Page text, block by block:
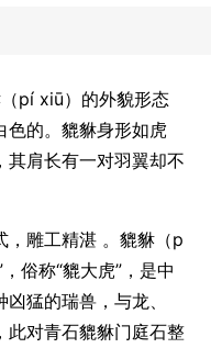
pí xiū）的外貌形态
色的。貔貅身形如虎
其肩长有一对羽翼却不
，雕工精湛 。貔貅（p
俗称“貔大虎”，是中
猛的瑞兽，与龙、
此对青石貔貅门庭石整